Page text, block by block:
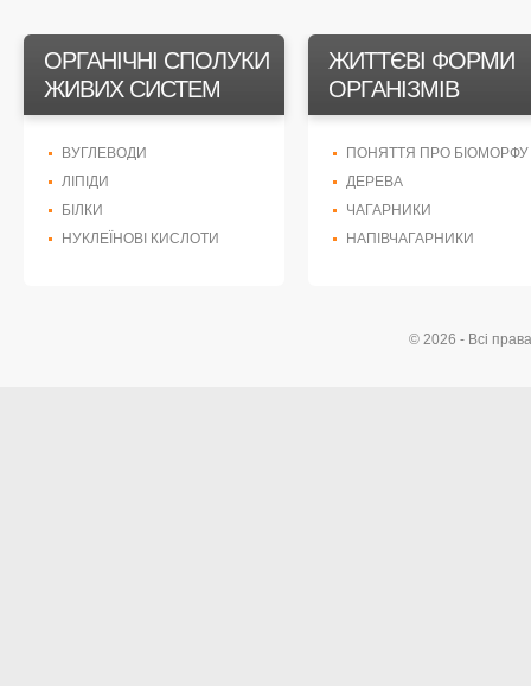
ОРГАНІЧНІ СПОЛУКИ
ЖИВИХ СИСТЕМ
ВУГЛЕВОДИ
ЛІПІДИ
БІЛКИ
НУКЛЕЇНОВІ КИСЛОТИ
ЖИТТЄВІ ФОРМИ
ОРГАНІЗМІВ
ПОНЯТТЯ ПРО БІОМОРФУ
ДЕРЕВА
ЧАГАРНИКИ
НАПІВЧАГАРНИКИ
© 2026 - Всі